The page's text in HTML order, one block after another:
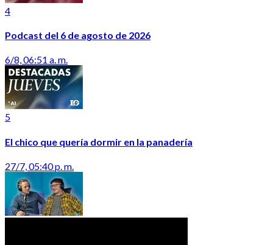
4
Podcast del 6 de agosto de 2026
6/8, 06:51 a. m.
5
El chico que quería dormir en la panadería
27/7, 05:40 p. m.